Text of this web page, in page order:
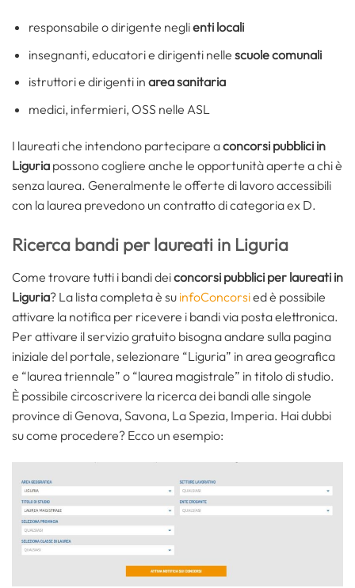
responsabile o dirigente neglienti locali
insegnanti, educatori e dirigenti nelle scuole comunali
istruttori e dirigenti in area sanitaria
medici, infermieri, OSS nelle ASL
I laureati che intendono partecipare aconcorsi pubblici in
Liguria possono cogliere anche le opportunità aperte a chi è
senza laurea. Generalmente le offerte di lavoro accessibili
con la laurea prevedono un contratto di categoria ex D.
Ricerca bandi per laureati in Liguria
Come trovare tutti i bandi deiconcorsi pubblici per laureati in
Liguria? La lista completa è su infoConcorsied è possibile
attivare la notifica per ricevere i bandi via posta elettronica.
Per attivare il servizio gratuito bisogna andare sulla pagina
iniziale del portale, selezionare “Liguria” in area geografica
e “laurea triennale” o “laurea magistrale” in titolo di studio.
È possibile circoscrivere la ricerca dei bandi alle singole
province di Genova, Savona, La Spezia, Imperia. Hai dubbi
su come procedere? Ecco un esempio: